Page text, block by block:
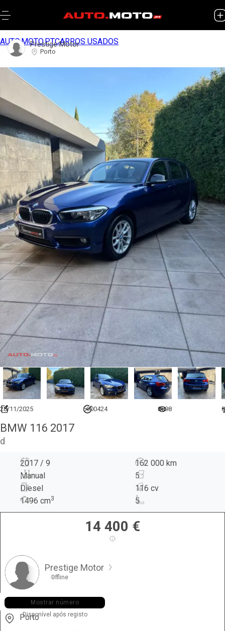
AUTO.MOTO.PTCARROS USADOS
28/11/2025 6900424 8898 0
BMW 116 2017
d
2017 / 9
162 000 km
Manual
5
Diesel
116 cv
1496 cm3 5
14 400 €
Prestige Motor
Offline
+351 938 ••• •37
Mostrar número
Disponível após registo
Porto
Prestige Motor
Porto